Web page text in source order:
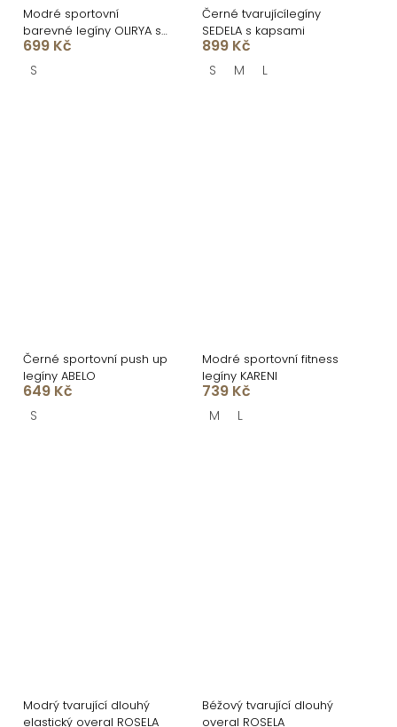
Modré sportovní
barevné legíny OLIRYA s
push-up efektem
699 Kč
S
Černé tvarujícílegíny
SEDELA s kapsami
899 Kč
S M L
Černé sportovní push up
legíny ABELO
649 Kč
S
Modré sportovní fitness
legíny KARENI
739 Kč
M L
Modrý tvarující dlouhý
elastický overal ROSELA
Béžový tvarující dlouhý
overal ROSELA